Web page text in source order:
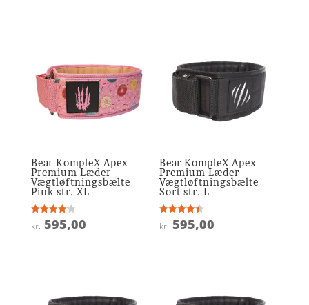
Bear KompleX Apex
Premium Læder
Vægtløftningsbælte
Pink str. XL
Vurderet
4.1
kr. 595,00
Bear KompleX Apex
Premium Læder
Vægtløftningsbælte
Sort str. L
Vurderet
4.4
kr. 595,00